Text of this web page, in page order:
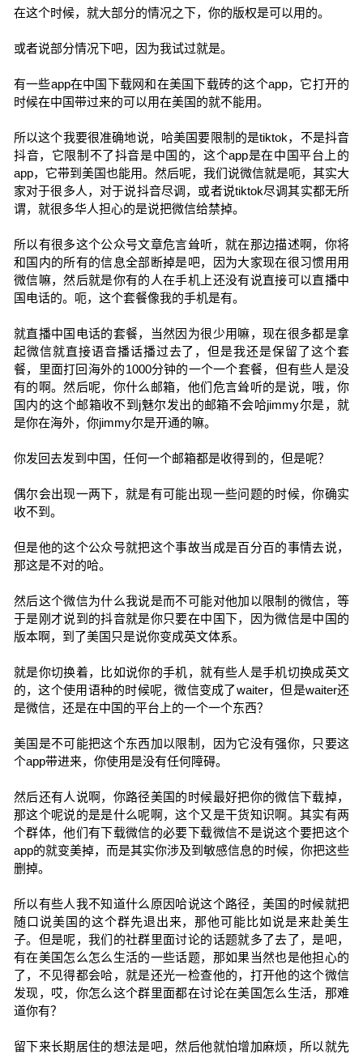
在这个时候，就大部分的情况之下，你的版权是可以用的。
或者说部分情况下吧，因为我试过就是。
有一些app在中国下载网和在美国下载砖的这个app，它打开的
时候在中国带过来的可以用在美国的就不能用。
所以这个我要很准确地说，哈美国要限制的是tiktok，不是抖音
抖音，它限制不了抖音是中国的，这个app是在中国平台上的
app，它带到美国也能用。然后呢，我们说微信就是呃，其实大
家对于很多人，对于说抖音尽调，或者说tiktok尽调其实都无所
谓，就很多华人担心的是说把微信给禁掉。
所以有很多这个公众号文章危言耸听，就在那边描述啊，你将
和国内的所有的信息全部断掉是吧，因为大家现在很习惯用用
微信嘛，然后就是你有的人在手机上还没有说直接可以直播中
国电话的。呃，这个套餐像我的手机是有。
就直播中国电话的套餐，当然因为很少用嘛，现在很多都是拿
起微信就直接语音播话播过去了，但是我还是保留了这个套
餐，里面打回海外的1000分钟的一个一个套餐，但有些人是没
有的啊。然后呢，你什么邮箱，他们危言耸听的是说，哦，你
国内的这个邮箱收不到j魅尔发出的邮箱不会哈jimmy尔是，就
是你在海外，你jimmy尔是开通的嘛。
你发回去发到中国，任何一个邮箱都是收得到的，但是呢？
偶尔会出现一两下，就是有可能出现一些问题的时候，你确实
收不到。
但是他的这个公众号就把这个事故当成是百分百的事情去说，
那这是不对的哈。
然后这个微信为什么我说是而不可能对他加以限制的微信，等
于是刚才说到的抖音就是你只要在中国下，因为微信是中国的
版本啊，到了美国只是说你变成英文体系。
就是你切换着，比如说你的手机，就有些人是手机切换成英文
的，这个使用语种的时候呢，微信变成了waiter，但是waiter还
是微信，还是在中国的平台上的一个一个东西？
美国是不可能把这个东西加以限制，因为它没有强你，只要这
个app带进来，你使用是没有任何障碍。
然后还有人说啊，你路径美国的时候最好把你的微信下载掉，
那这个呢说的是是什么呢啊，这个又是干货知识啊。其实有两
个群体，他们有下载微信的必要下载微信不是说这个要把这个
app的就变美掉，而是其实你涉及到敏感信息的时候，你把这些
删掉。
所以有些人我不知道什么原因哈说这个路径，美国的时候就把
随口说美国的这个群先退出来，那他可能比如说是来赴美生
子。但是呢，我们的社群里面讨论的话题就多了去了，是吧，
有在美国怎么怎么生活的一些话题，那如果当然也是他担心的
了，不见得都会哈，就是还光一检查他的，打开他的这个微信
发现，哎，你怎么这个群里面都在讨论在美国怎么生活，那难
道你有？
留下来长期居住的想法是吧，然后他就怕增加麻烦，所以就先